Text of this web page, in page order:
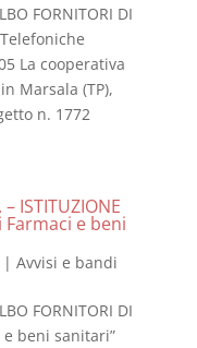
FORNITORI DI
La cooperativa
Marsala (TP),
n. 1772
ISTITUZIONE
Farmaci e beni
Avvisi e bandi
FORNITORI DI
e beni sanitari”